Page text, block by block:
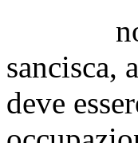
sancisca,
deve